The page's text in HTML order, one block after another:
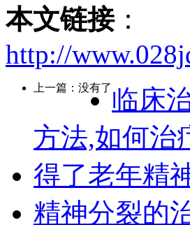
本文链接：
http://
上一篇：没有了 临床
方法,如何治
得了老年精
精神分裂的